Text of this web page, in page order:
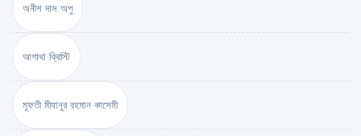
অনীশ দাস অপু
আগাথা ক্রিস্টি
মুফতী মীযানুর রহমান কাসেমী